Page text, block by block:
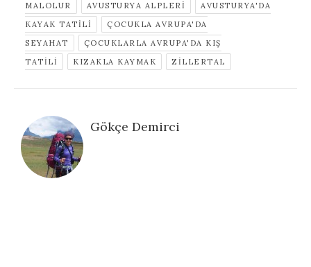
MALOLUR
AVUSTURYA ALPLERI
AVUSTURYA'DA
KAYAK TATILI
ÇOCUKLA AVRUPA'DA
SEYAHAT
ÇOCUKLARLA AVRUPA'DA KIŞ
TATILI
KIZAKLA KAYMAK ZILLERTAL
Gökçe Demirci